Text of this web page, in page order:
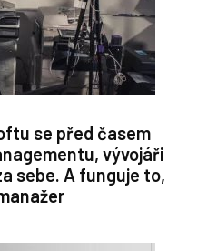
se před časem
vývojáři
sebe. A funguje to,